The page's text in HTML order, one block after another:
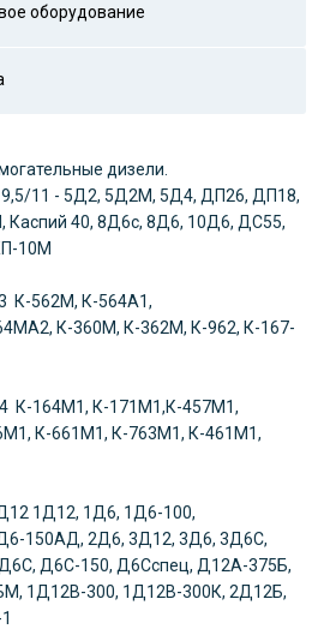
оборудование
дизели.
9,5/11 - 5Д2, 5Д2М, 5Д4, ДП26, ДП18,
Каспий 40, 8Д6с, 8Д6, 10Д6, ДС55,
10М
К-562М, К-564А1,
К-360М, К-362М, К-962, К-167-
К-164М1, К-171М1,К-457М1,
К-661М1, К-763М1, К-461М1,
1Д12, 1Д6, 1Д6-100,
150АД, 2Д6, 3Д12, 3Д6, 3Д6С,
Д6С-150, Д6Сспец, Д12А-375Б,
1Д12В-300, 1Д12В-300К, 2Д12Б,
1